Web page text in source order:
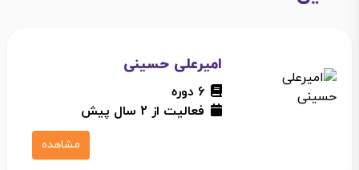
امیرعلی حسینی
6 دوره
فعالیت از 2 سال پیش
مشاهده